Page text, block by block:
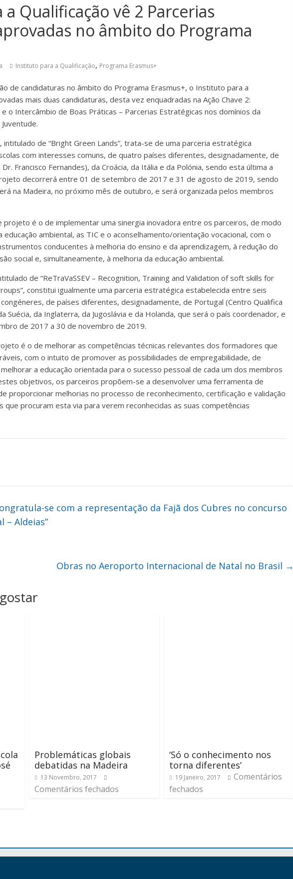
Qualificação vê 2 Parcerias
no âmbito do Programa
Instituto para a Qualificação, Programa Erasmus+
de candidaturas no âmbito do Programa Erasmus+, o Instituto para a
mais duas candidaturas, desta vez enquadradas na Ação Chave 2:
o Intercâmbio de Boas Práticas – Parcerias Estratégicas nos domínios da
de “Bright Green Lands”, trata-se de uma parceria estratégica
com interesses comuns, de quatro países diferentes, designadamente, de
Francisco Fernandes), da Croácia, da Itália e da Polónia, sendo esta última a
decorrerá entre 01 de setembro de 2017 e 31 de agosto de 2019, sendo
na Madeira, no próximo mês de outubro, e será organizada pelos membros
é o de implementar uma sinergia inovadora entre os parceiros, de modo
ambiental, as TIC e o aconselhamento/orientação vocacional, com o
conducentes à melhoria do ensino e da aprendizagem, à redução do
social e, simultaneamente, à melhoria da educação ambiental.
de “ReTraVaSSEV – Recognition, Training and Validation of soft skills for
constitui igualmente uma parceria estratégica estabelecida entre seis
de países diferentes, designadamente, de Portugal (Centro Qualifica
Suécia, da Inglaterra, da Jugoslávia e da Holanda, que será o país coordenador, e
de 2017 a 30 de novembro de 2019.
é o de melhorar as competências técnicas relevantes dos formadores que
com o intuito de promover as possibilidades de empregabilidade, de
a educação orientada para o sucesso pessoal de cada um dos membros
objetivos, os parceiros propõem-se a desenvolver uma ferramenta de
proporcionar melhorias no processo de reconhecimento, certificação e validação
que procuram esta via para verem reconhecidas as suas competências
se com a representação da Fajã dos Cubres no concurso
– Aldeias”
Obras no Aeroporto Internacional de Natal no Brasil →
Problemáticas globais
debatidas na Madeira
13 Novembro, 2017
Comentários fechados
‘Só o conhecimento nos
torna diferentes’
19 Janeiro, 2017
Comentários
fechados